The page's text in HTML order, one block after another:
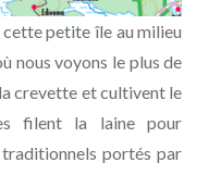
petite île au milieu
nous voyons le plus de
crevette et cultivent le
filent la laine pour
portés par